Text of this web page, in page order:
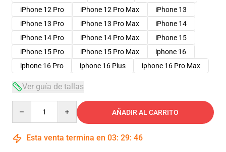
iPhone 12 Pro
iPhone 12 Pro Max
iPhone 13
iPhone 13 Pro
iPhone 13 Pro Max
iPhone 14
iPhone 14 Pro
iPhone 14 Pro Max
iPhone 15
iPhone 15 Pro
iPhone 15 Pro Max
iphone 16
iphone 16 Pro
iphone 16 Plus iphone 16 Pro Max
Ver guía de tallas
AÑADIR AL CARRITO
Esta venta termina en 03: 29: 46